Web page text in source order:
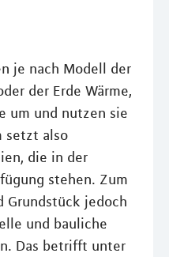
je nach Modell der
der Erde Wärme,
um und nutzen sie
setzt also
die in der
stehen. Zum
Grundstück jedoch
und bauliche
Das betrifft unter